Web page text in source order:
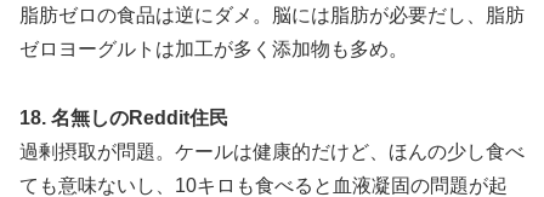
脂肪ゼロの食品は逆にダメ。脳には脂肪が必要だし、脂肪
ゼロヨーグルトは加工が多く添加物も多め。
18. 名無しのReddit住民
過剰摂取が問題。ケールは健康的だけど、ほんの少し食べ
ても意味ないし、10キロも食べると血液凝固の問題が起